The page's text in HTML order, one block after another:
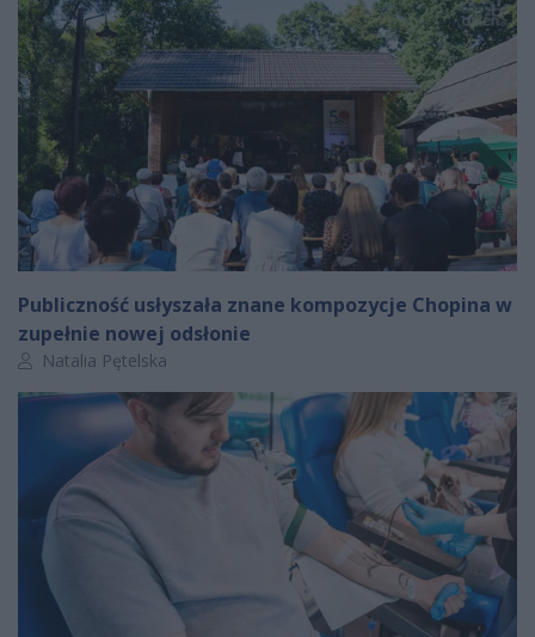
Publiczność usłyszała znane kompozycje Chopina w
zupełnie nowej odsłonie
Autor artykułu:
Natalia Pętelska